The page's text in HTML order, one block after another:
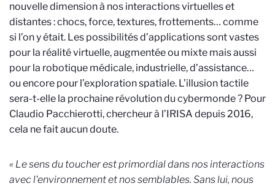
nouvelle dimension à nos interactionsvirtuelles et
distantes : chocs, force, textures, frottements… comme
si l’on y était. Les possibilités d’applications sont vastes
pour la réalité virtuelle, augmentée ou mixte mais aussi
pour la robotique médicale, industrielle, d’assistance…
ou encore pour l’exploration spatiale. L’illusion tactile
sera-t-elle la prochaine révolution du cybermonde ? Pour
Claudio Pacchierotti, chercheur à l’IRISA depuis 2016,
cela ne fait aucun doute.
« Le sens du toucher est primordial dans nos interactions
avec l'environnement et nos semblables. Sans lui, nous